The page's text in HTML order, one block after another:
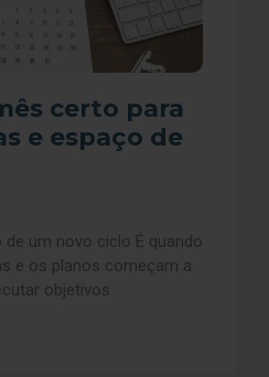
certo para
e espaço de
um novo ciclo É quando
e os planos começam a
objetivos